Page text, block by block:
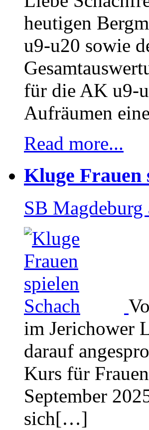
heutigen
u9-u20 sowie
für die AK u9-
Aufräumen
Read more...
Kluge Frauen
SB
im Jerichower
darauf
Kurs für
September
sich[…]